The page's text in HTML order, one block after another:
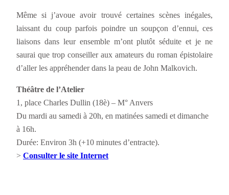
Même si j’avoue avoir trouvé certaines scènes inégales,
laissant du coup parfois poindre un soupçon d’ennui, ces
liaisons dans leur ensemble m’ont plutôt séduite et je ne
saurai que trop conseiller aux amateurs du roman épistolaire
d’aller les appréhender dans la peau de John Malkovich.
Théâtre de l’Atelier
1, place Charles Dullin (18è) – M° Anvers
Du mardi au samedi à 20h, en matinées samedi et dimanche
à 16h.
Durée: Environ 3h (+10 minutes d’entracte).
> Consulter le site Internet